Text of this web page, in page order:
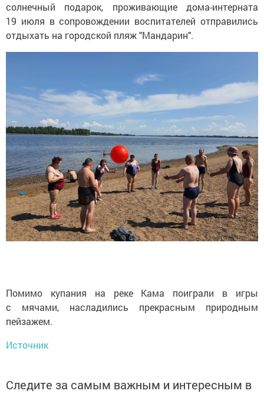
солнечный подарок, проживающие дома-интерната
19 июля в сопровождении воспитателей отправились
отдыхать на городской пляж "Мандарин".
Помимо купания на реке Кама поиграли в игры
с мячами, насладились прекрасным природным
пейзажем.
Источник
Следите за самым важным и интересным в